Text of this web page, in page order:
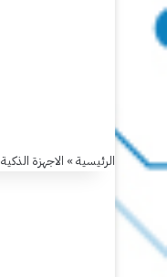
الرئيسية» الاجهزة الذكية